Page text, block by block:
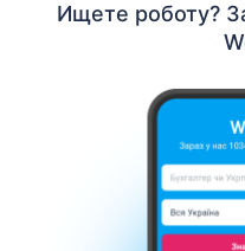
Ищете роботу?
Контакты